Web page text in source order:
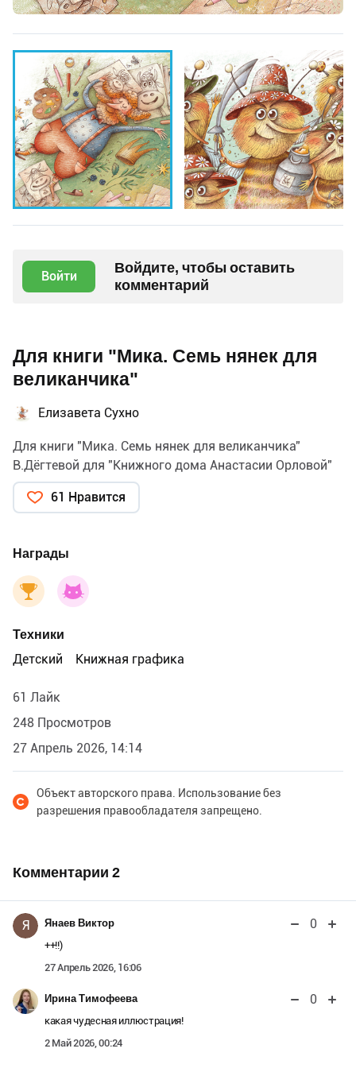
Войти
Войдите, чтобы оставить
комментарий
Для книги "Мика. Семь нянек для
великанчика"
Елизавета Сухно
Для книги "Мика. Семь нянек для великанчика"
В.Дёгтевой для "Книжного дома Анастасии Орловой"
61 Нравится
Награды
Техники
Детский
Книжная графика
61 Лайк
248 Просмотров
27 Апрель 2026, 14:14
Объект авторского права. Использование без
разрешения правообладателя запрещено.
Комментарии 2
Я Янаев Виктор 0
++!!)
27 Апрель 2026, 16:06
Ирина Тимофеева 0
какая чудесная иллюстрация!
2 Май 2026, 00:24